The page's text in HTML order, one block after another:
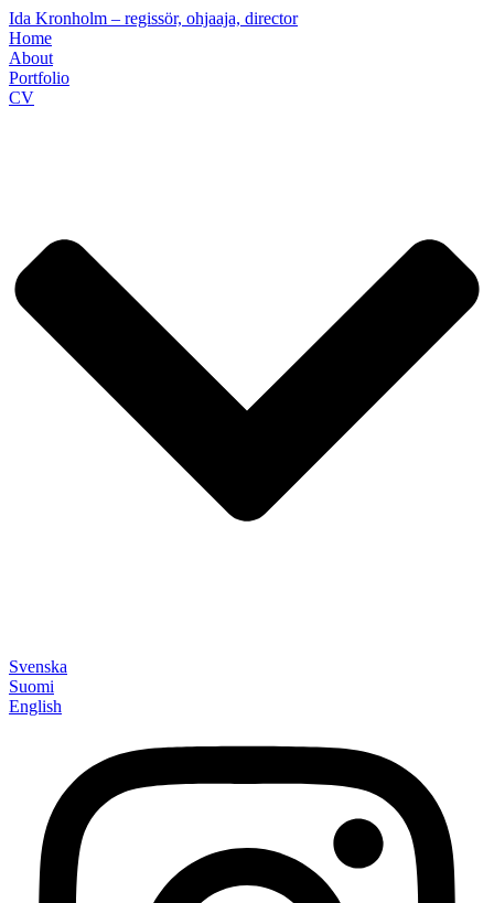
Ida Kronholm – regissör, ohjaaja, director
Home
About
Portfolio
CV
Svenska
Suomi
English